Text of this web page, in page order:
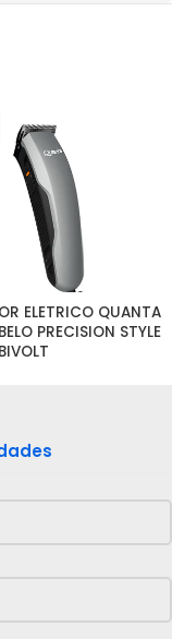
ELETRICO QUANTA
PRECISION STYLE